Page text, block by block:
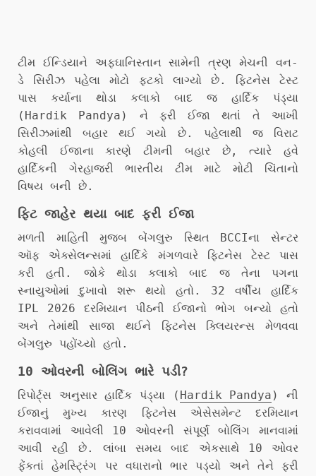
ટીમ ઈન્ડિયાને અફઘાનિસ્તાન સામેની ત્રણ મેચની વન-
ડે સિરીઝ પહેલા મોટો ફટકો લાગ્યો છે. ફિટનેસ ટેસ્ટ
પાસ કર્યાના થોડા કલાકો બાદ જ હાર્દિક પંડ્યા
(Hardik Pandya) ને ફરી ઈજા થતાં તે આખી
સિરીઝમાંથી બહાર થઈ ગયો છે. પહેલાથી જ વિરાટ
કોહલી ઈજાના કારણે ટીમની બહાર છે, ત્યારે હવે
હાર્દિકની ગેરહાજરી ભારતીય ટીમ માટે મોટી ચિંતાનો
વિષય બની છે.
ફિટ જાહેર થયા બાદ ફરી ઈજા
મળતી માહિતી મુજબ બેંગલુરુ સ્થિત BCCIના સેન્ટર
ઑફ એક્સેલન્સમાં હાર્દિકે મંગળવારે ફિટનેસ ટેસ્ટ પાસ
કરી હતી. જોકે થોડા કલાકો બાદ જ તેના પગના
સ્નાયુઓમાં દુખાવો શરૂ થયો હતો. 32 વર્ષીય હાર્દિક
IPL 2026 દરમિયાન પીઠની ઈજાનો ભોગ બન્યો હતો
અને તેમાંથી સાજા થઈને ફિટનેસ ક્લિયરન્સ મેળવવા
બેંગલુરુ પહોંચ્યો હતો.
10 ઓવરની બોલિંગ ભારે પડી?
રિપોર્ટ્સ અનુસાર હાર્દિક પંડ્યા ( Hardik Pandya ) ની
ઈજાનું મુખ્ય કારણ ફિટનેસ એસેસમેન્ટ દરમિયાન
કરાવવામાં આવેલી 10 ઓવરની સંપૂર્ણ બોલિંગ માનવામાં
આવી રહી છે. લાંબા સમય બાદ એકસાથે 10 ઓવર
ફેંકતાં હેમસ્ટ્રિંગ પર વધારાનો ભાર પડ્યો અને તેને ફરી